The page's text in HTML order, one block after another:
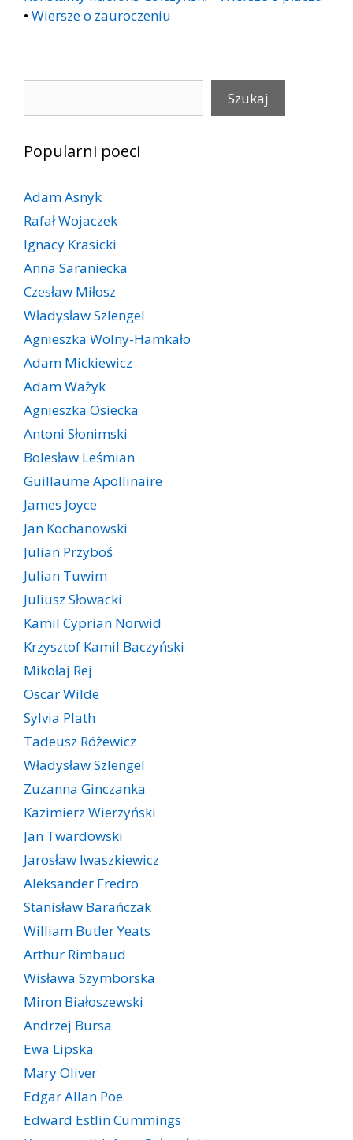
• Wiersze o zauroczeniu
Szukaj
Popularni poeci
Adam Asnyk
Rafał Wojaczek
Ignacy Krasicki
Anna Saraniecka
Czesław Miłosz
Władysław Szlengel
Agnieszka Wolny-Hamkało
Adam Mickiewicz
Adam Ważyk
Agnieszka Osiecka
Antoni Słonimski
Bolesław Leśmian
Guillaume Apollinaire
James Joyce
Jan Kochanowski
Julian Przyboś
Julian Tuwim
Juliusz Słowacki
Kamil Cyprian Norwid
Krzysztof Kamil Baczyński
Mikołaj Rej
Oscar Wilde
Sylvia Plath
Tadeusz Różewicz
Władysław Szlengel
Zuzanna Ginczanka
Kazimierz Wierzyński
Jan Twardowski
Jarosław Iwaszkiewicz
Aleksander Fredro
Stanisław Barańczak
William Butler Yeats
Arthur Rimbaud
Wisława Szymborska
Miron Białoszewski
Andrzej Bursa
Ewa Lipska
Mary Oliver
Edgar Allan Poe
Edward Estlin Cummings